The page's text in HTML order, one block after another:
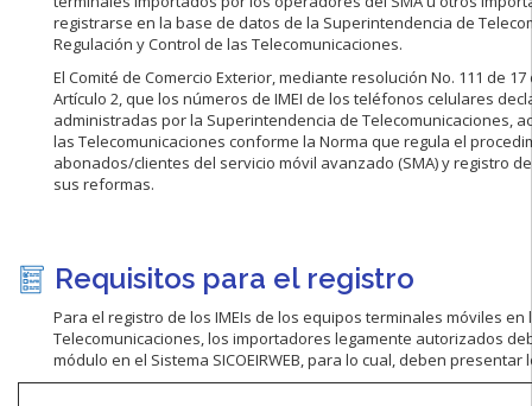
registrarse en la base de datos de la Superintendencia de
Regulación y Control de las Telecomunicaciones.
El Comité de Comercio Exterior, mediante resolución No. 111 de
Artículo 2, que los números de IMEI de los teléfonos celulares
administradas por la Superintendencia de Telecomunicaciones,
las Telecomunicaciones conforme la Norma que regula el
abonados/clientes del servicio móvil avanzado (SMA) y registro
sus reformas.
Requisitos para el registro
Para el registro de los IMEIs de los equipos terminales móviles en
Telecomunicaciones, los importadores legamente autorizados
módulo en el Sistema SICOEIRWEB, para lo cual, deben